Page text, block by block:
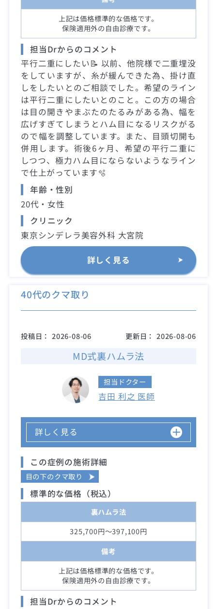
上記は価格標準的な価格です。
保険適用外の自由診療です。
担当Drからのコメント
平行二重にしたい📝 以前、他院様で二重埋没
をしていますが、糸が緩んできた為、掛け直
しをしたいとのご相談でした。希望のライン
は平行二重にしたいとのこと。この方の場合
は目の開きやまぶたのたるみがある為、幅を
広げすぎてしまうとハム目になるリスクがる
ので幅を調整しています。また、目頭切開も
併用します。術後6ヶ月、希望の平行二重に
しつつ、極力ハム目にならないようなライン
で仕上がっています🫧
年齢・性別
20代・女性
クリニック
東京シンデレラ美容外科 大宮院
詳しく見る
40代のクマ取り
投稿日： 2026-08-06 更新日： 2026-08-06
MD式裏ハムラ法
担当ドクター
吉田 利之 医師
詳しく見る
この症例の施術詳細
目の下のクマ取り
標準的な価格（税込）
裏ハムラ法
325,700円～397,100円
備考
上記は価格標準的な価格です。
保険適用外の自由診療です。
担当Drからのコメント